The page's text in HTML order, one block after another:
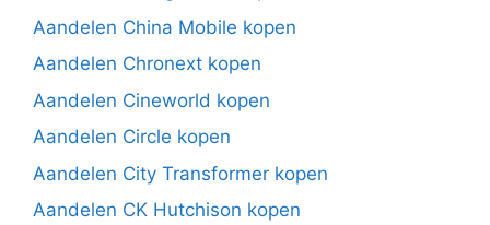
Aandelen China Mobile kopen
Aandelen Chronext kopen
Aandelen Cineworld kopen
Aandelen Circle kopen
Aandelen City Transformer kopen
Aandelen CK Hutchison kopen